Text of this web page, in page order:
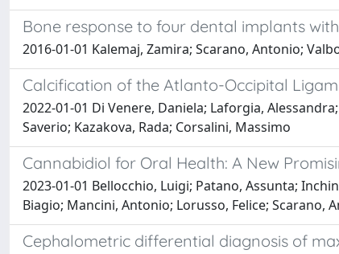
Bone response to four dental implants
2016-01-01 Kalemaj, Zamira; Scarano, Antonio;
Calcification of the Atlanto-Occipital
2022-01-01 Di Venere, Daniela; Laforgia,
Saverio; Kazakova, Rada; Corsalini, Massimo
Cannabidiol for Oral Health: A New
2023-01-01 Bellocchio, Luigi; Patano, Assunta;
Biagio; Mancini, Antonio; Lorusso, Felice;
Cephalometric differential diagnosis of